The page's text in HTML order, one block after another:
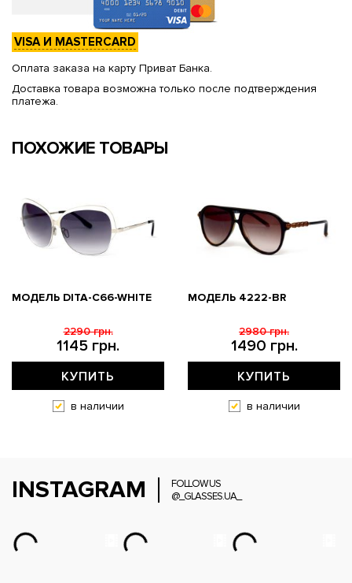
VISA И MASTERCARD
Оплата заказа на карту Приват Банка.
Доставка товара возможна только после подтверждения
платежа.
ПОХОЖИЕ ТОВАРЫ
МОДЕЛЬ DITA-C66-WHITE
1145 грн.
2290 грн.
КУПИТЬ
в наличии
МОДЕЛЬ 4222-BR
1490 грн.
2980 грн.
КУПИТЬ
в наличии
INSTAGRAM
FOLLOW US
@_GLASSES.UA_